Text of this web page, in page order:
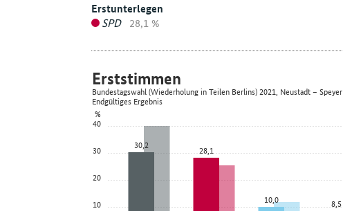
Erstunterlegen
SPD 28,1 %
10
20
30
40
%
30,2 28,1
10,0 8,5
Erststimmen
Bundestagswahl (Wiederholung in Teilen Berlins) 2021, Neustadt – Speyer
Endgültiges Ergebnis